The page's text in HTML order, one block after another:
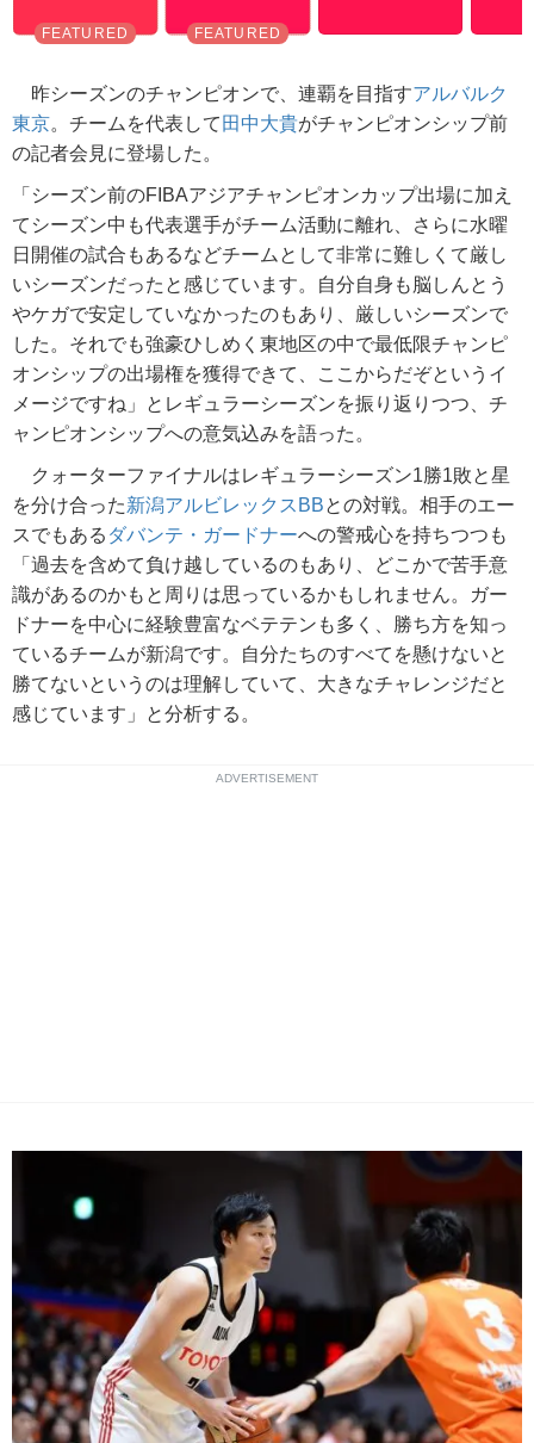
昨シーズンのチャンピオンで、連覇を目指すアルバルク
東京。チームを代表して 田中大貴がチャンピオンシップ前
の記者会見に登場した。
「シーズン前のFIBAアジアチャンピオンカップ出場に加え
てシーズン中も代表選手がチーム活動に離れ、さらに水曜
日開催の試合もあるなどチームとして非常に難しくて厳し
いシーズンだったと感じています。自分自身も脳しんとう
やケガで安定していなかったのもあり、厳しいシーズンで
した。それでも強豪ひしめく東地区の中で最低限チャンピ
オンシップの出場権を獲得できて、ここからだぞというイ
メージですね」とレギュラーシーズンを振り返りつつ、チ
ャンピオンシップへの意気込みを語った。
クォーターファイナルはレギュラーシーズン1勝1敗と星
を分け合った新潟アルビレックスBBとの対戦。相手のエー
スでもある ダバンテ・ガードナーへの警戒心を持ちつつも
「過去を含めて負け越しているのもあり、どこかで苦手意
識があるのかもと周りは思っているかもしれません。ガー
ドナーを中心に経験豊富なベテテンも多く、勝ち方を知っ
ているチームが新潟です。自分たちのすべてを懸けないと
勝てないというのは理解していて、大きなチャレンジだと
感じています」と分析する。
ADVERTISEMENT